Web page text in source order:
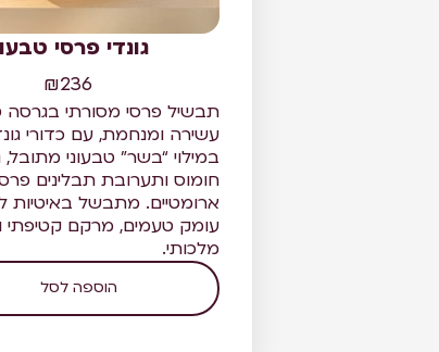
גונדי פרסי
₪236
תבשיל פרסי מסורתי בגרסה
עשירה ומנחמת, עם כדורי
במילוי “בשר” טבעוני מתובל,
חומוס ותערובת תבלינים
ארומטיים. מתבשל באיטיות
עומק טעמים, מרקם קטיפתי
מלכותי.
הוספה לסל